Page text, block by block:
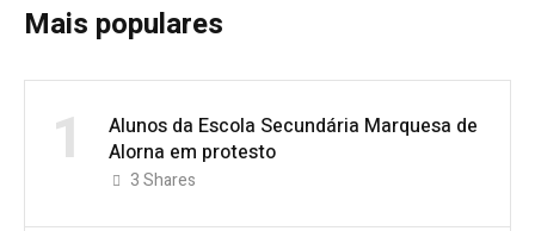
Mais populares
1
Alunos da Escola Secundária Marquesa de
Alorna em protesto
3Shares